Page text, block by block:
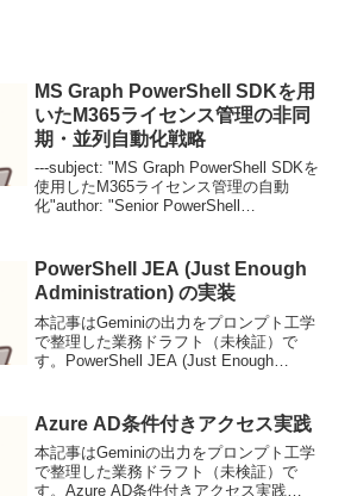
MS Graph PowerShell SDKを用
いたM365ライセンス管理の非同
期・並列自動化戦略
---subject: "MS Graph PowerShell SDKを
使用したM365ライセンス管理の自動
化"author: "Senior PowerShell
PowerShell JEA (Just Enough
Administration) の実装
本記事はGeminiの出力をプロンプト工学
で整理した業務ドラフト（未検証）で
す。PowerShell JEA (Just Enough
Azure AD条件付きアクセス実践
本記事はGeminiの出力をプロンプト工学
で整理した業務ドラフト（未検証）で
す。Azure AD条件付きアクセス実践